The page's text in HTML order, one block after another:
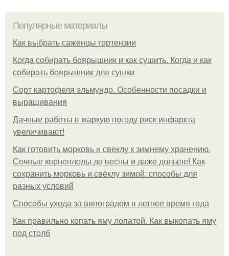
Популярные материалы
Как выбрать саженцы гортензии
Когда собирать боярышник и как сушить. Когда и как
собирать боярышник для сушки
Сорт картофеля эльмундо. Особенности посадки и
выращивания
Дачные работы в жаркую погоду риск инфаркта
увеличивают!
Как готовить морковь и свеклу к зимнему хранению.
Сочные корнеплоды до весны и даже дольше! Как
сохранить морковь и свёклу зимой: способы для
разных условий
Способы ухода за виноградом в летнее время года
Как правильно копать яму лопатой. Как выкопать яму
под столб